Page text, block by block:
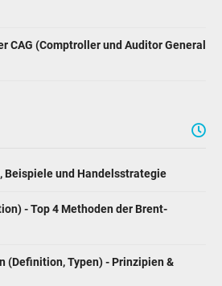
CAG (Comptroller und Auditor General
Beispiele und Handelsstrategie
- Top 4 Methoden der Brent-
(Definition, Typen) - Prinzipien &